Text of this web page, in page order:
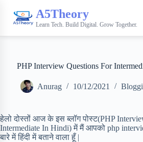
A5Theory
Learn Tech. Build Digital. Grow Together.
PHP Interview Questions For
Anurag 10/12/2021
हेलो दोस्तों आज के इस ब्लॉग पोस्ट(PHP
Intermediate In Hindi) में मैं आपको php
बारे में हिंदी में बताने वाला हूँ |